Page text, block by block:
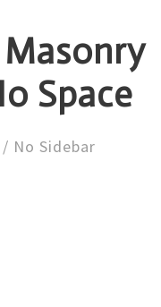
Space
No Sidebar